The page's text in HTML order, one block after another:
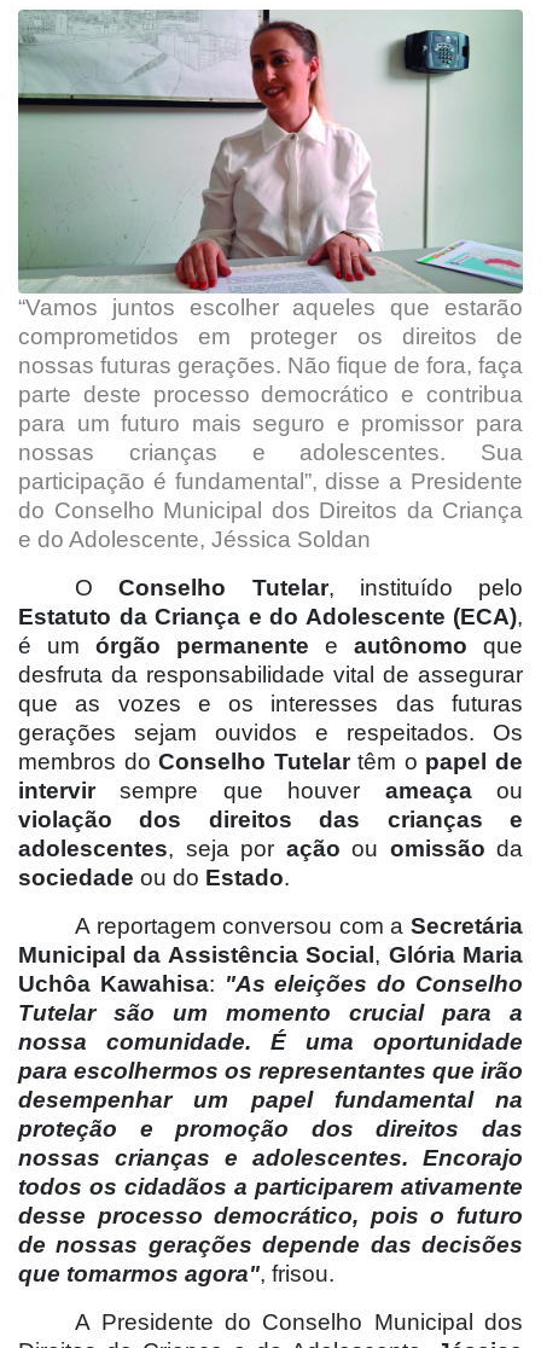
“Vamos juntos escolher aqueles que estarão
comprometidos em proteger os direitos de
nossas futuras gerações. Não fique de fora, faça
parte deste processo democrático e contribua
para um futuro mais seguro e promissor para
nossas crianças e adolescentes. Sua
participação é fundamental”, disse a Presidente
do Conselho Municipal dos Direitos da Criança
e do Adolescente, Jéssica Soldan
OConselho Tutelar, instituído pelo
Estatuto da Criança e do Adolescente (ECA),
é um órgão permanente e autônomo que
desfruta da responsabilidade vital de assegurar
que as vozes e os interesses das futuras
gerações sejam ouvidos e respeitados. Os
membros doConselho Tutelartêm o papel de
intervirsempre que houver ameaçaou
violação dos direitos das crianças e
adolescentes, seja por ação ou omissão da
sociedade ou do Estado.
A reportagem conversou com a Secretária
Municipal da Assistência Social , Glória Maria
Uchôa Kawahisa: "As eleições do Conselho
Tutelar são um momento crucial para a
nossa comunidade. É uma oportunidade
para escolhermos os representantes que irão
desempenhar um papel fundamental na
proteção e promoção dos direitos das
nossas crianças e adolescentes. Encorajo
todos os cidadãos a participarem ativamente
desse processo democrático, pois o futuro
de nossas gerações depende das decisões
que tomarmos agora", frisou.
A Presidente do Conselho Municipal dos